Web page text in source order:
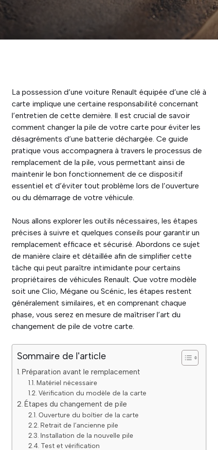
La possession d’une voiture Renault équipée d’une clé à
carte implique une certaine responsabilité concernant
l’entretien de cette dernière. Il est crucial de savoir
comment changer la pile de votre carte pour éviter les
désagréments d’une batterie déchargée. Ce guide
pratique vous accompagnera à travers le processus de
remplacement de la pile, vous permettant ainsi de
maintenir le bon fonctionnement de ce dispositif
essentiel et d’éviter tout problème lors de l’ouverture
ou du démarrage de votre véhicule.
Nous allons explorer les outils nécessaires, les étapes
précises à suivre et quelques conseils pour garantir un
remplacement efficace et sécurisé. Abordons ce sujet
de manière claire et détaillée afin de simplifier cette
tâche qui peut paraître intimidante pour certains
propriétaires de véhicules Renault. Que votre modèle
soit une Clio, Mégane ou Scénic, les étapes restent
généralement similaires, et en comprenant chaque
phase, vous serez en mesure de maîtriser l’art du
changement de pile de votre carte.
Sommaire de l'article
Préparation avant le remplacement
Matériel nécessaire
Vérification du modèle de la carte
Étapes du changement de pile
Ouverture du boîtier de la carte
Retrait de l’ancienne pile
Installation de la nouvelle pile
Test et vérification